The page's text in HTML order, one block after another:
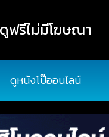
ฟรีไม่มีโฆษณา
ดูหนังโป๊ออนไลน์